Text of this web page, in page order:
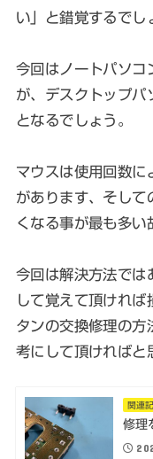
い」と錯覚するでし
今回はノートパソコ
が、デスクトップパ
となるでしょう。
マウスは使用回数
があります、そして
くなる事が最も多い
今回は解決方法では
して覚えて頂けれ
タンの交換修理の方
考にして頂ければと
関連
修理